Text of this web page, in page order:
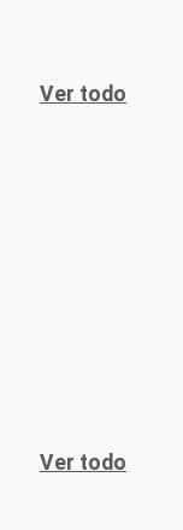
Ver todo
Ver todo